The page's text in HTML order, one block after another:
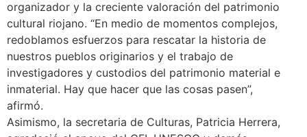
organizador y la creciente valoración del patrimonio
cultural riojano. “En medio de momentos complejos,
redoblamos esfuerzos para rescatar la historia de
nuestros pueblos originarios y el trabajo de
investigadores y custodios del patrimonio material e
inmaterial. Hay que hacer que las cosas pasen”,
afirmó.
Asimismo, la secretaria de Culturas, Patricia Herrera,